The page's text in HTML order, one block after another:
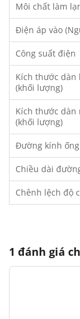
Môi chất làm
Điện áp vào
Công suất điện
Kích thước dàn
(khối lượng)
Kích thước dàn
(khối lượng)
Đường kính
Chiều dài
Chênh lệch độ
1 đánh giá